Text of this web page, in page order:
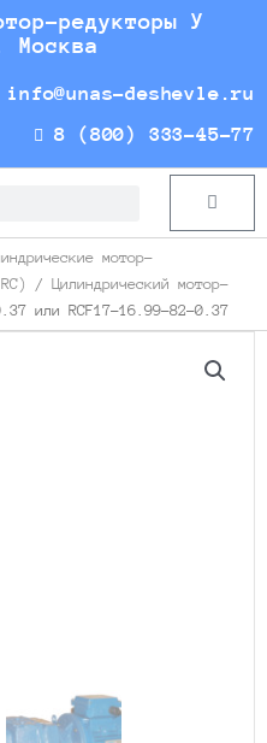
редукторы У
Москва
info@unas-deshevle.ru
8 (800) 333-45-77
Cart
мотор-
/ Цилиндрический мотор-
или RCF17-16.99-82-0.37